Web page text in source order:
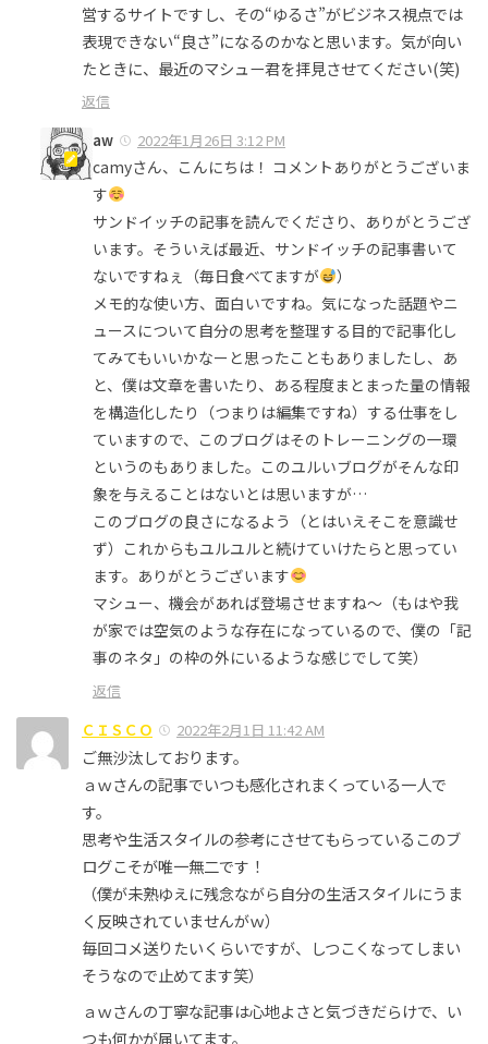
営するサイトですし、その“ゆるさ”がビジネス視点では
表現できない“良さ”になるのかなと思います。気が向い
たときに、最近のマシュー君を拝見させてください(笑)
返信
aw
2022年1月26日 3:12 PM
camyさん、こんにちは！ コメントありがとうございま
す
サンドイッチの記事を読んでくださり、ありがとうござ
います。そういえば最近、サンドイッチの記事書いて
ないですねぇ（毎日食べてますが
）
メモ的な使い方、面白いですね。気になった話題やニ
ュースについて自分の思考を整理する目的で記事化し
てみてもいいかなーと思ったこともありましたし、あ
と、僕は文章を書いたり、ある程度まとまった量の情報
を構造化したり（つまりは編集ですね）する仕事をし
ていますので、このブログはそのトレーニングの一環
というのもありました。このユルいブログがそんな印
象を与えることはないとは思いますが…
このブログの良さになるよう（とはいえそこを意識せ
ず）これからもユルユルと続けていけたらと思ってい
ます。ありがとうございます
マシュー、機会があれば登場させますね〜（もはや我
が家では空気のような存在になっているので、僕の「記
事のネタ」の枠の外にいるような感じでして笑）
返信
ＣＩＳＣＯ
2022年2月1日 11:42 AM
ご無沙汰しております。
ａｗさんの記事でいつも感化されまくっている一人で
す。
思考や生活スタイルの参考にさせてもらっているこのブ
ログこそが唯一無二です！
（僕が未熟ゆえに残念ながら自分の生活スタイルにうま
く反映されていませんがｗ）
毎回コメ送りたいくらいですが、しつこくなってしまい
そうなので止めてます笑）
ａｗさんの丁寧な記事は心地よさと気づきだらけで、い
つも何かが届いてます。